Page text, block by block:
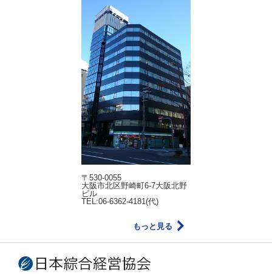
〒530-0055
大阪市北区野崎町6-7大阪北野
ビル
TEL:06-6362-4181(代)
もっと見る